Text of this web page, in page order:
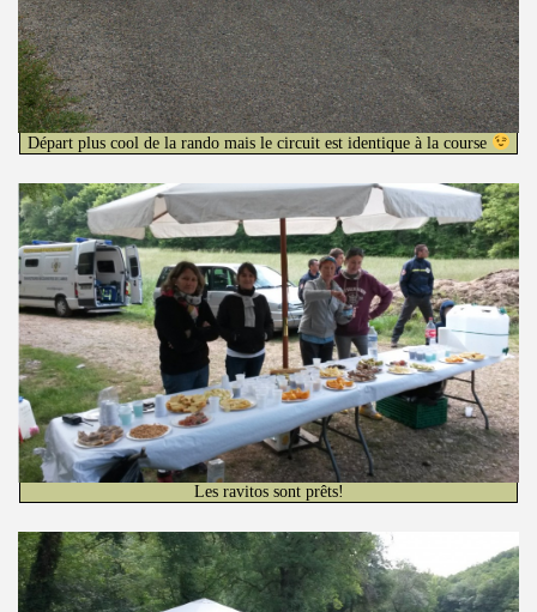
Départ plus cool de la rando mais le circuit est identique à la course
Les ravitos sont prêts!